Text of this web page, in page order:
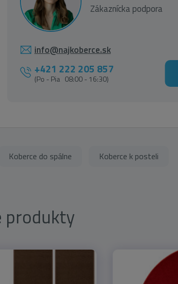
Zákaznícka podpora
info@najkoberce.sk
+421 222 205 857
(Po - Pia 08:00 - 16:30)
Koberce do spálne Koberce k posteli
produkty